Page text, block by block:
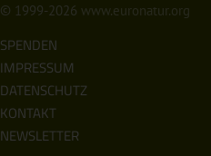
© 1999-2026 www.euronatur.org
SPENDEN
IMPRESSUM
DATENSCHUTZ
KONTAKT
NEWSLETTER